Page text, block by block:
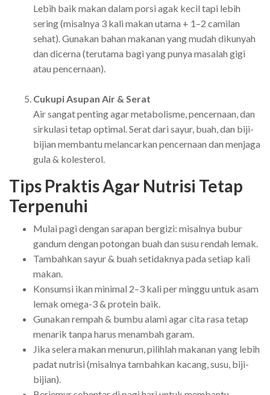
Lebih baik makan dalam porsi agak kecil tapi lebih
sering (misalnya 3 kali makan utama + 1–2 camilan
sehat). Gunakan bahan makanan yang mudah dikunyah
dan dicerna (terutama bagi yang punya masalah gigi
atau pencernaan).
Cukupi Asupan Air & Serat
Air sangat penting agar metabolisme, pencernaan, dan
sirkulasi tetap optimal. Serat dari sayur, buah, dan biji-
bijian membantu melancarkan pencernaan dan menjaga
gula & kolesterol.
Tips Praktis Agar Nutrisi Tetap
Terpenuhi
Mulai pagi dengan sarapan bergizi: misalnya bubur
gandum dengan potongan buah dan susu rendah lemak.
Tambahkan sayur & buah setidaknya pada setiap kali
makan.
Konsumsi ikan minimal 2–3 kali per minggu untuk asam
lemak omega-3 & protein baik.
Gunakan rempah & bumbu alami agar cita rasa tetap
menarik tanpa harus menambah garam.
Jika selera makan menurun, pilihlah makanan yang lebih
padat nutrisi (misalnya tambahkan kacang, susu, biji-
bijian).